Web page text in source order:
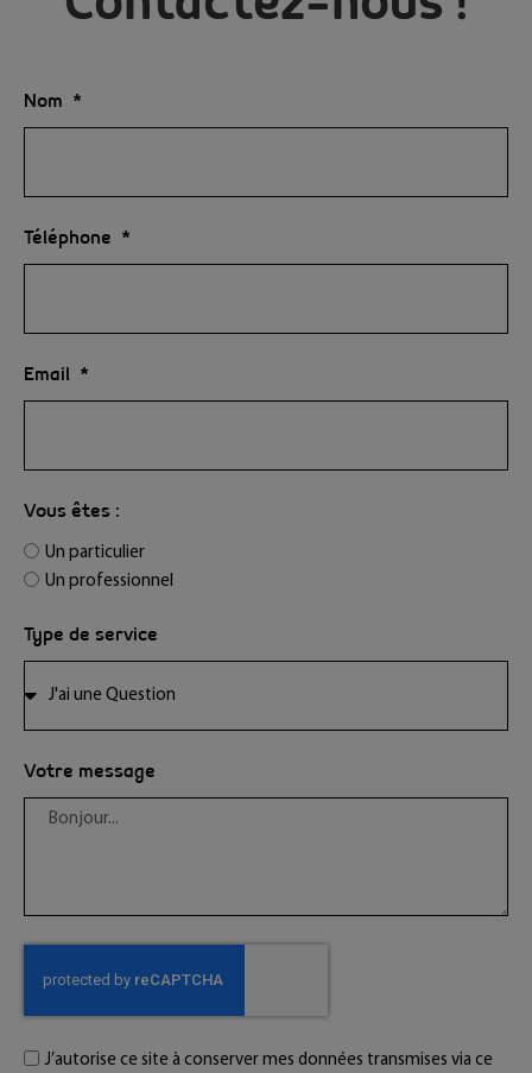
Nom
Téléphone
Email
Vous êtes :
Un particulier
Un professionnel
Type de service
Votre message
J’autorise ce site à conserver mes données transmises via ce